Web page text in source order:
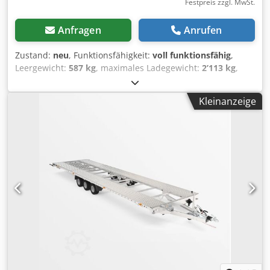
Festpreis zzgl. MwSt.
Anfragen Anrufen
Zustand: neu, Funktionsfähigkeit: voll funktionsfähig,
Leergewicht: 587 kg, maximales Ladegewicht: 2’113 kg,
, Achsen-Konfiguration:
Laderaumlänge:403 mm, Laderaumbreite:2’055 mm,
, Anhängerbremse:
Tandemanhänger Auflaufbremse und Handbremse von
KNOTT 2x 1350Kg Achsen und Bremse mit
Rückfahrautomatik gebogene Transportfläche
geschraubter feuerverzinkter Stahlrahmen Stahlrampen
im Schienenschacht etliche Zurrösen über gesamte Länge
verstärkte 14 Zoll Reifen M+S Reifen 13-poliger Stecker
Kleinanzeige